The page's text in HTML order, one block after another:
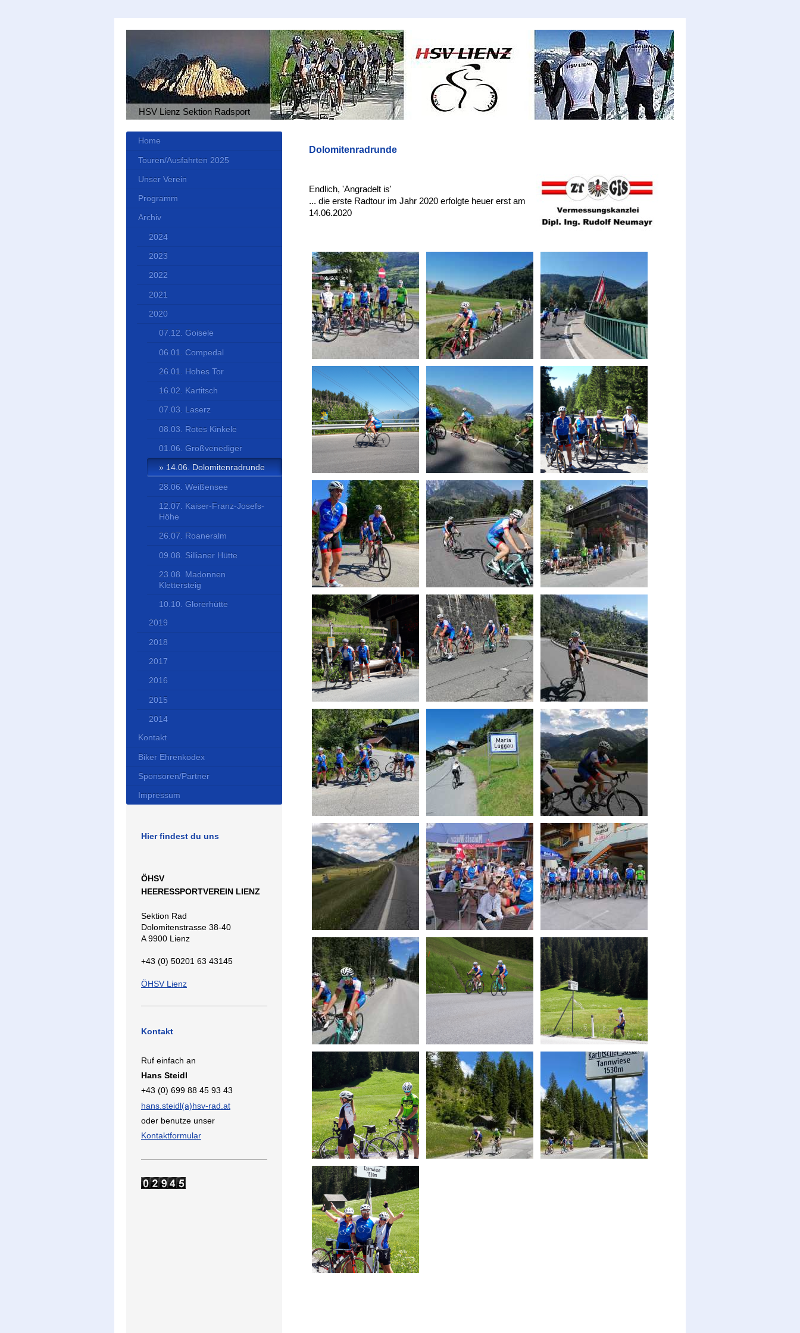
HSV Lienz Sektion Radsport
Dolomitenradrunde
Endlich, 'Angradelt is'
... die erste Radtour im Jahr 2020 erfolgte heuer erst am
14.06.2020
Home
Touren/Ausfahrten 2025
Unser Verein
Programm
Archiv
2024
2023
2022
2021
2020
07.12. Goisele
06.01. Compedal
26.01. Hohes Tor
16.02. Kartitsch
07.03. Laserz
08.03. Rotes Kinkele
01.06. Großvenediger
14.06. Dolomitenradrunde
28.06. Weißensee
12.07. Kaiser-Franz-Josefs-
Höhe
26.07. Roaneralm
09.08. Sillianer Hütte
23.08. Madonnen
Klettersteig
10.10. Glorerhütte
2019
2018
2017
2016
2015
2014
Kontakt
Biker Ehrenkodex
Sponsoren/Partner
Impressum
Hier findest du uns
ÖHSV
HEERESSPORTVEREIN LIENZ
Sektion Rad
Dolomitenstrasse 38-40
A 9900 Lienz
+43 (0) 50201 63 43145
ÖHSV Lienz
Kontakt
Ruf einfach an
Hans Steidl
+43 (0) 699 88 45 93 43
hans.steidl(a)hsv-rad.at
oder benutze unser
Kontaktformular